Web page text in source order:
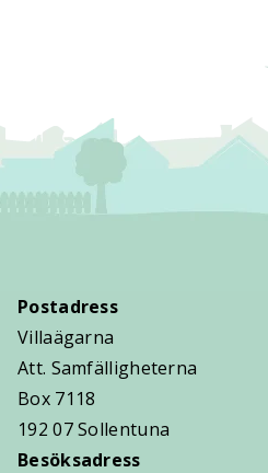
Postadress
Villaägarna
Att. Samfälligheterna
Box 7118
192 07 Sollentuna
Besöksadress